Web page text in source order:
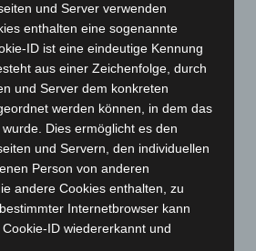
für das 2Gplus in der
war. Wenn ein „exklusives ‚oder'“
die Formulierung „entweder…
lässt diese Formulierung des §
3 für die Landesverordnung jede
,
zu, also auch 2Gplus.
gefassten Regelungen für die
Personen in bestimmten Betrieben
und Server verwenden
enthalten eine sogenannte
ID ist eine eindeutige Kennung
aus einer Zeichenfolge, durch
und Server dem konkreten
werden können, in dem das
Dies ermöglicht es den
und Servern, den individuellen
Person von anderen
andere Cookies enthalten, zu
Internetbrowser kann
ID wiedererkannt und